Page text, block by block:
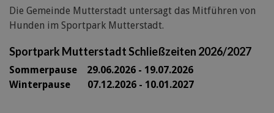
Die Gemeinde Mutterstadt untersagt das Mitführen von
Hunden im Sportpark Mutterstadt.
Sportpark Mutterstadt Schließzeiten 2026/2027
Sommerpause 29.06.2026 - 19.07.2026
Winterpause 07.12.2026 - 10.01.2027